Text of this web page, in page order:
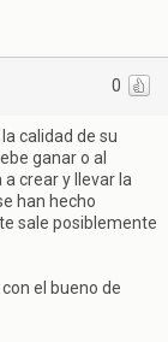
0
calidad de su
ganar o al
crear y llevar la
han hecho
sale posiblemente
el bueno de